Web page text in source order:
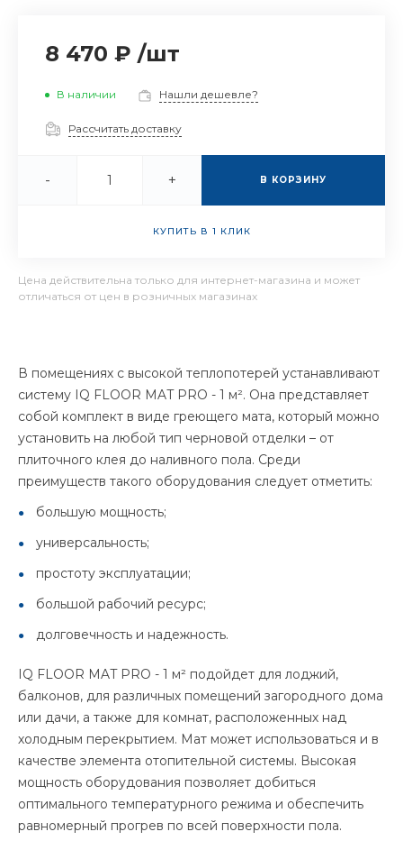
8 470 ₽ /шт
В наличии Нашли дешевле?
Рассчитать доставку
- + В КОРЗИНУ
КУПИТЬ В 1 КЛИК
Цена действительна только для интернет-магазина и может
отличаться от цен в розничных магазинах
В помещениях с высокой теплопотерей устанавливают
систему IQ FLOOR MAT PRO - 1 м². Она представляет
собой комплект в виде греющего мата, который можно
установить на любой тип черновой отделки – от
плиточного клея до наливного пола. Среди
преимуществ такого оборудования следует отметить:
большую мощность;
универсальность;
простоту эксплуатации;
большой рабочий ресурс;
долговечность и надежность.
IQ FLOOR MAT PRO - 1 м² подойдет для лоджий,
балконов, для различных помещений загородного дома
или дачи, а также для комнат, расположенных над
холодным перекрытием. Мат может использоваться и в
качестве элемента отопительной системы. Высокая
мощность оборудования позволяет добиться
оптимального температурного режима и обеспечить
равномерный прогрев по всей поверхности пола.